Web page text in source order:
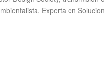
Experta en